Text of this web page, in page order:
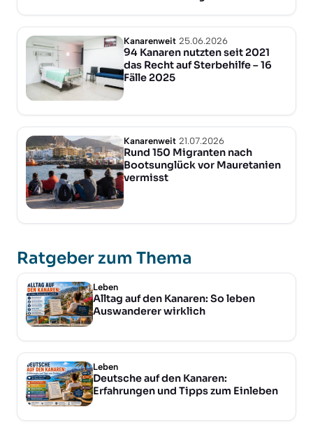
Kanarenweit 25.06.2026
94 Kanaren nutzten seit 2021
das Recht auf Sterbehilfe – 16
Fälle 2025
Kanarenweit 21.07.2026
Rund 150 Migranten nach
Bootsunglück vor Mauretanien
vermisst
Ratgeber zum Thema
Leben
Alltag auf den Kanaren: So leben
Auswanderer wirklich
Leben
Deutsche auf den Kanaren:
Erfahrungen und Tipps zum Einleben